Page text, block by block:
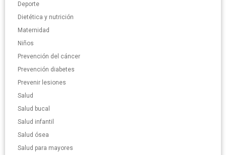
Deporte
Dietética y nutrición
Maternidad
Niños
Prevención del cáncer
Prevención diabetes
Prevenir lesiones
Salud
Salud bucal
Salud infantil
Salud ósea
Salud para mayores